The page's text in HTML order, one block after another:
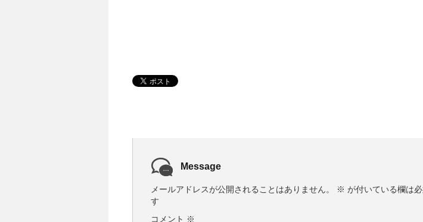
Message
メールアドレスが公開されることはありません。 ※ が付いている欄は
す
コメント ※